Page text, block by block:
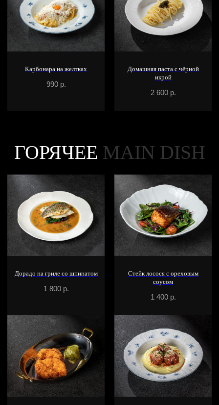
Карбонара на желтках
990 р.
Домашняя паста с чёрной
икрой
2 600 р.
ГОРЯЧЕЕ MAIN DISH
Дорадо на гриле со шпинатом
1 800 р.
Стейк лосося с ореховым
соусом
1 400 р.